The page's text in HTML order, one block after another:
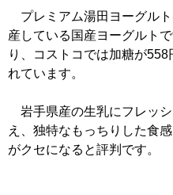
プレミアム湯田ヨーグル
産している国産ヨーグルト
り、コストコでは加糖が558
れています。
岩手県産の生乳にフレッ
え、独特なもっちりした食
がクセになると評判です。